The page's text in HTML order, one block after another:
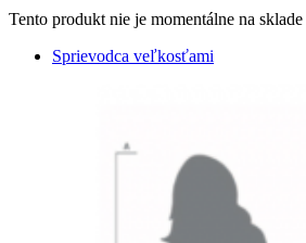
Tento produkt nie je momentálne na
Sprievodca veľkosťami